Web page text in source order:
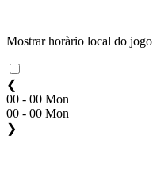
Mostrar horàrio local do jogo
❮
00 - 00 Mon
00 - 00 Mon
❯